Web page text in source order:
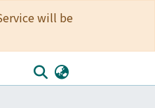
will be